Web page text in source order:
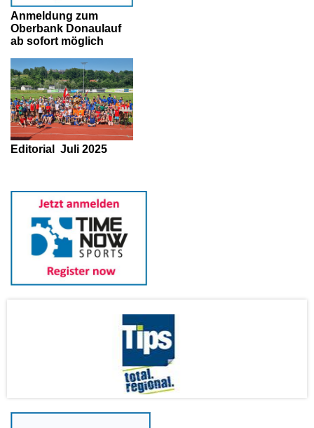
Anmeldung zum
Oberbank Donaulauf
ab sofort möglich
Editorial Juli 2025